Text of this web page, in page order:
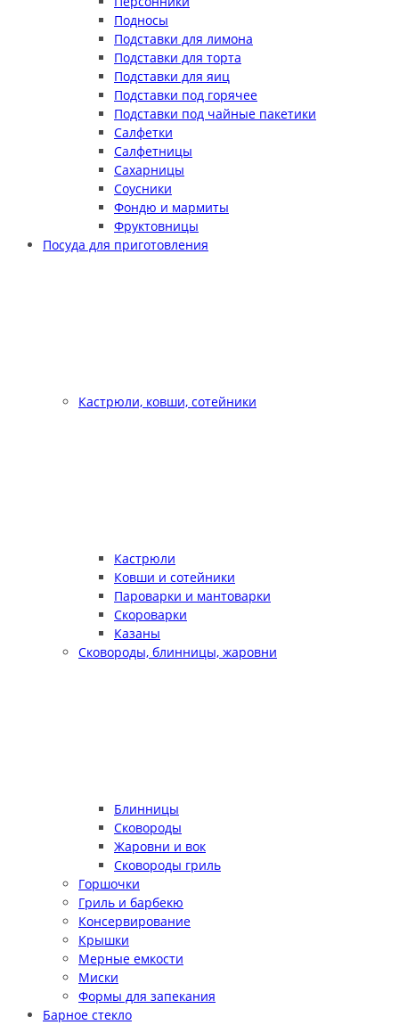
Подносы
Подставки для лимона
Подставки для торта
Подставки для яиц
Подставки под горячее
Подставки под чайные пакетики
Салфетки
Салфетницы
Сахарницы
Соусники
Фондю и мармиты
Фруктовницы
Посуда для приготовления
Кастрюли, ковши, сотейники
Кастрюли
Ковши и сотейники
Пароварки и мантоварки
Скороварки
Казаны
Сковороды, блинницы, жаровни
Блинницы
Сковороды
Жаровни и вок
Сковороды гриль
Горшочки
Гриль и барбекю
Консервирование
Крышки
Мерные емкости
Миски
Формы для запекания
Барное стекло